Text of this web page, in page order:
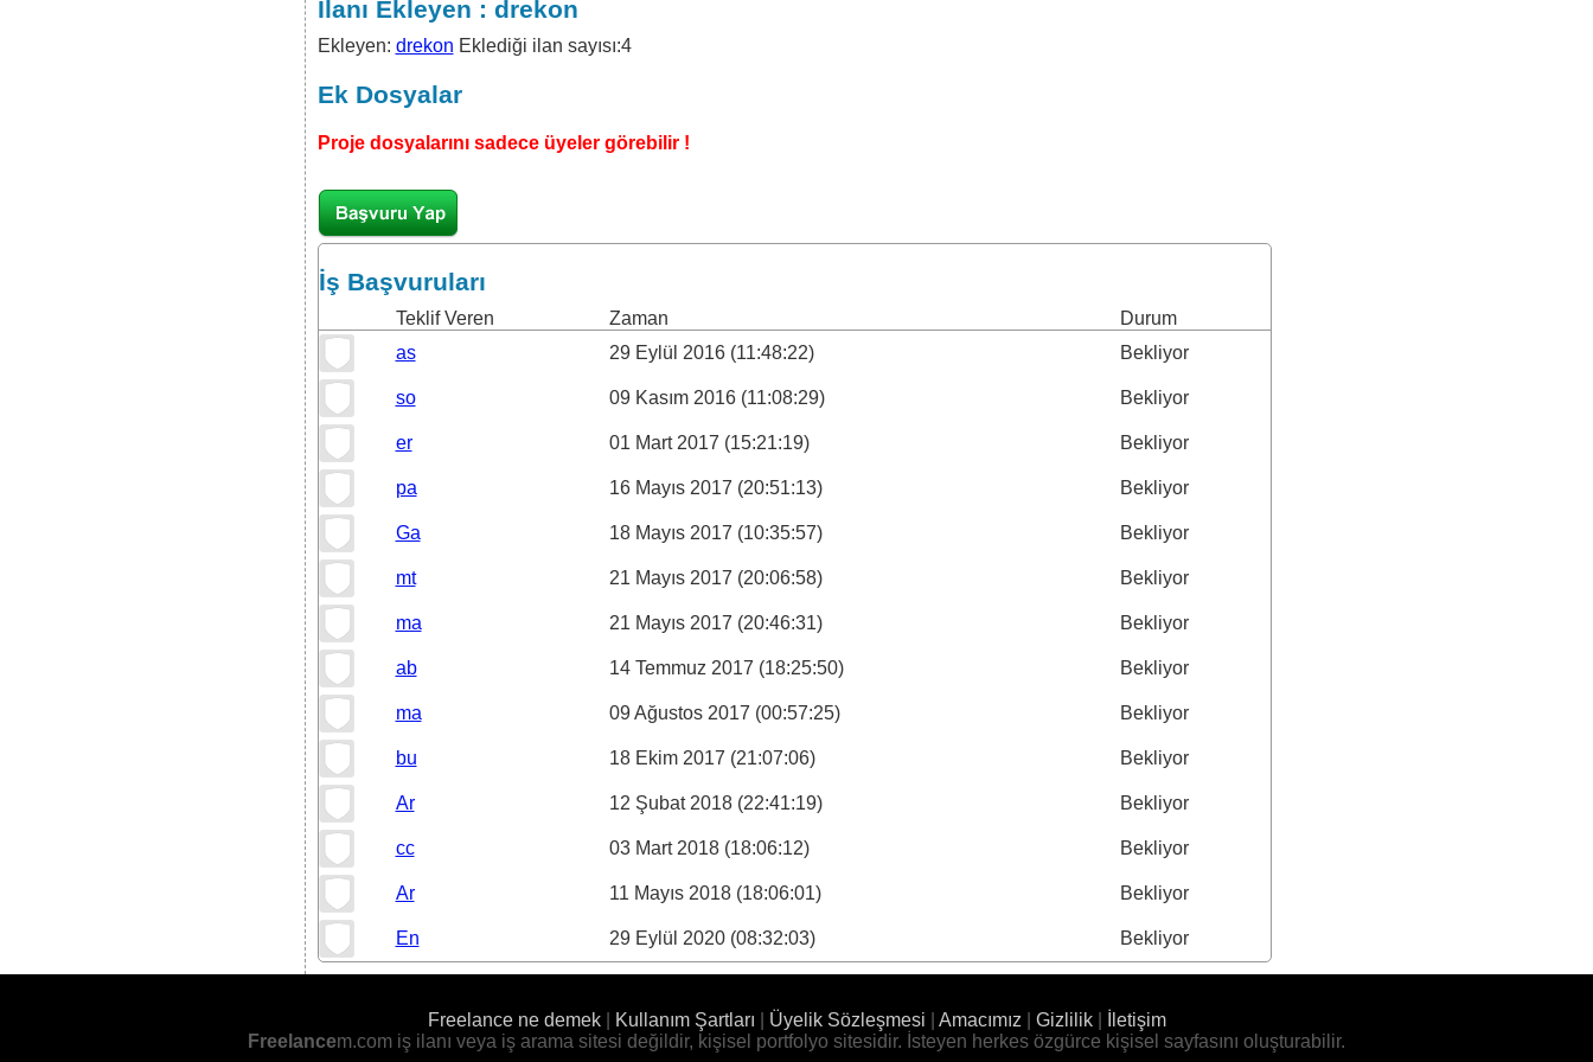
İlanı Ekleyen : drekon
Ekleyen: drekon Eklediği ilan sayısı:4
Ek Dosyalar
Proje dosyalarını sadece üyeler görebilir !
Teklif Ver
İş Başvuruları
Teklif Veren Zaman
Durum
as
29 Eylül 2016 (11:48:22) Bekliyor
so 09 Kasım 2016 (11:08:29) Bekliyor
er 01 Mart 2017 (15:21:19) Bekliyor
pa 16 Mayıs 2017 (20:51:13) Bekliyor
Ga 18 Mayıs 2017 (10:35:57) Bekliyor
mt 21 Mayıs 2017 (20:06:58) Bekliyor
ma 21 Mayıs 2017 (20:46:31) Bekliyor
ab 14 Temmuz 2017 (18:25:50) Bekliyor
ma 09 Ağustos 2017 (00:57:25) Bekliyor
bu 18 Ekim 2017 (21:07:06) Bekliyor
Ar 12 Şubat 2018 (22:41:19) Bekliyor
cc 03 Mart 2018 (18:06:12) Bekliyor
Ar 11 Mayıs 2018 (18:06:01) Bekliyor
En 29 Eylül 2020 (08:32:03) Bekliyor
Freelance ne demek| Kullanım Şartları Üyelik Sözleşmesi Amacımız Gizlilik|
İletişim
Freelancem.com iş ilanı veya iş arama sitesi değildir, kişisel portfolyo sitesidir. İsteyen herkes özgürce kişisel sayfasını oluşturabilir.